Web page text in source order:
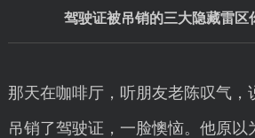
驾驶证被吊销的三大隐藏雷区
那天在咖啡厅，听朋友老陈叹气，
吊销了驾驶证，一脸懊恼。他原以